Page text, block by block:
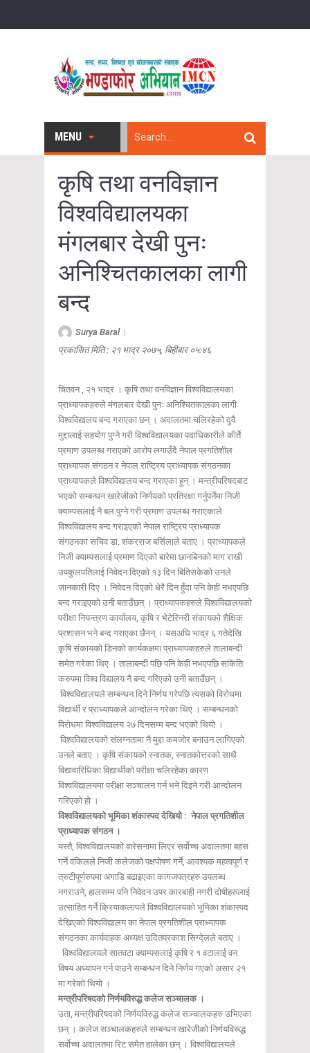
MENU
कृषि तथा वनविज्ञान
विश्वविद्यालयका
मंगलबार देखी पुनः
अनिश्चितकालका लागी
बन्द
Surya Baral|
प्रकासित मिति : २१ भाद्र २०७५, बिहीबार ०५:४६
चितवन , २१ भाद्र । कृषि तथा वनविज्ञान विश्वविद्यालयका
प्राध्यापकहरुले मंगलबार देखी पुनः अनिश्चितकालका लागी
विश्वविद्यालय बन्द गराएका छन् । अदालतमा चलिरहेको दुवै
मुद्दालाई सहयोग पुग्ने गरी विश्वविद्यालयका पदाधिकारीले कीर्ते
प्रमाण उपलब्ध गराएको आरोप लगाउँदै नेपाल प्रगतिशील
प्राध्यापक संगठन र नेपाल राष्ट्रिय प्राध्यापक संगठनका
प्राध्यापकले विश्वविद्यालय बन्द गराएका हुन् । मन्त्रीपरिषदबाट
भएको सम्बन्धन खारेजीको निर्णयको प्रतिरक्षा गर्नुपर्नेमा निजी
क्याम्पसलाई नै बल पुग्ने गरी प्रमाण उपलब्ध गराएकाले
विश्वविद्यालय बन्द गराइएको नेपाल राष्ट्रिय प्राध्यापक
संगठनका सचिव डा. शंकरराज बर्सिलाले बताए । प्राध्यापकले
निजी क्याम्पसलाई प्रमाण दिएको बारेमा छानबिनको माग राखी
उपकुलपतिलाई निवेदन दिएको १३ दिन बितिसकेको उनले
जानकारी दिए । निवेदन दिएको धेरै दिन हुँदा पनि केही नभएपछि
बन्द गराइएको उनी बताउँछन् । प्राध्यापकहरुले विश्वविद्यालयको
परीक्षा नियन्त्रण कार्यालय, कृषि र भेटेरिनरी संकायको शैक्षिक
प्रशासन भने बन्द गराएका छैनन् । यसअघि भाद्र ६ गतेदेखि
कृषि संकायको डिनको कार्यकक्षमा प्राध्यापकहरुले तालाबन्दी
समेत गरेका थिए । तालाबन्दी पछि पनि केही नभएपछि सांकेति
करुपमा विश्व विद्यालय नै बन्द गरिएको उनी बताउँछन् ।
विश्वविद्यालयले सम्बन्धन दिने निर्णय गरेपछि त्यसको विरोधमा
विद्यार्थी र प्राध्यापकले आन्दोलन गरेका थिए । सम्बन्धनको
विरोधमा विश्वविद्यालय २७ दिनसम्म बन्द भएको थियो ।
विश्वविद्यालयको संलग्नतामा नै मुद्दा कमजोर बनाउन लागिएको
उनले बताए । कृषि संकायको स्नातक, स्नातकोत्तरको साथै
विद्यावारिधिका विद्यार्थीको परीक्षा चलिरहेका कारण
विश्वविद्यालयमा परीक्षा सञ्चालन गर्न भने दिइने गरी आन्दोलन
गरिएको हो ।
विश्वविद्यालयको भूमिका शंकास्पद देखियो : नेपाल प्रगतिशील
प्राध्यापक संगठन ।
यस्तै, विश्वविद्यालयको वारेसनामा लिएर सर्वोच्च अदालतमा बहस
गर्ने वकिलले निजी कलेजको पक्षपोषण गर्ने, आवश्यक महत्वपूर्ण र
त्रुटीपूर्णरुपमा अगाडि बढाइएका कागजपत्रहरु उपलब्ध
नगराउने, हालसम्म पनि निवेदन उपर कारबाही नगरी दोषीहरुलाई
उत्साहित गर्ने क्रियाकलापले विश्वविद्यालयको भूमिका शंकास्पद
देखिएको विश्वविद्यालय का नेपाल प्रगतिशील प्राध्यापक
संगठनका कार्यवाहक अध्यक्ष उदितप्रकाश सिग्देलले बताए ।
विश्वविद्यालयले सातवटा क्याम्पसलाई कृषि र १ वटालाई वन
विषय अध्यापन गर्न पाउने सम्बन्धन दिने निर्णय गएको असार २१
मा गरेको थियो ।
मन्त्रीपरिषदको निर्णयविरुद्ध कलेज सञ्चालक ।
उता, मन्त्रीपरिषदको निर्णयविरुद्ध कलेज सञ्चालकहरु उभिएका
छन् । कलेज सञ्चालकहरुले सम्बन्धन खारेजीको निर्णयविरूद्ध
सर्वोच्च अदालतमा रिट समेत हालेका छन् । विश्वविद्यालयले